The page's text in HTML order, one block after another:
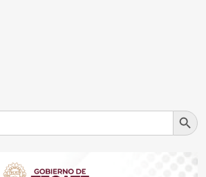
Search